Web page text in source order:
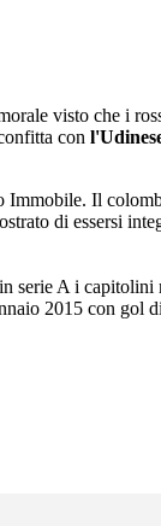
visto che i
con
Il
di essersi
serie A i
2015 con